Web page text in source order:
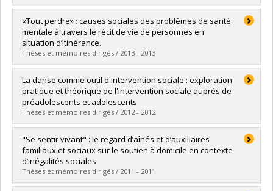
Graduate :Misdrahi Flores, Marian
Cycle :Doctoral
Grade :Ph. D.
Lien vers le document dans Papyrus
«Tout perdre» : causes sociales des problèmes de santé
mentale à travers le récit de vie de personnes en
situation d’itinérance.
Thèses et mémoires dirigés / 2013 - 2013
Graduate :Lupien, Pierre-Luc
Cycle :Master's
Grade :M. Sc.
Lien vers le document dans Papyrus
La danse comme outil d'intervention sociale : exploration
pratique et théorique de l'intervention sociale auprès de
préadolescents et adolescents
Thèses et mémoires dirigés / 2012 - 2012
Graduate :Mansour, Joanna
Cycle :Master's
Grade :M. Sc.
Lien vers le document dans Papyrus
"Se sentir vivant" : le regard d’aînés et d’auxiliaires
familiaux et sociaux sur le soutien à domicile en contexte
d’inégalités sociales
Thèses et mémoires dirigés / 2011 - 2011